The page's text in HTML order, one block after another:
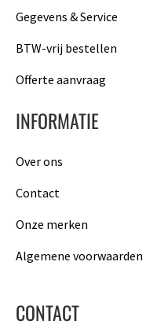
Gegevens & Service
BTW-vrij bestellen
Offerte aanvraag
INFORMATIE
Over ons
Contact
Onze merken
Algemene voorwaarden
CONTACT